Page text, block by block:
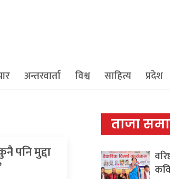
अन्तरवार्ता विश्व साहित्य प्रदेश
पनि मुद्दा
ताजा